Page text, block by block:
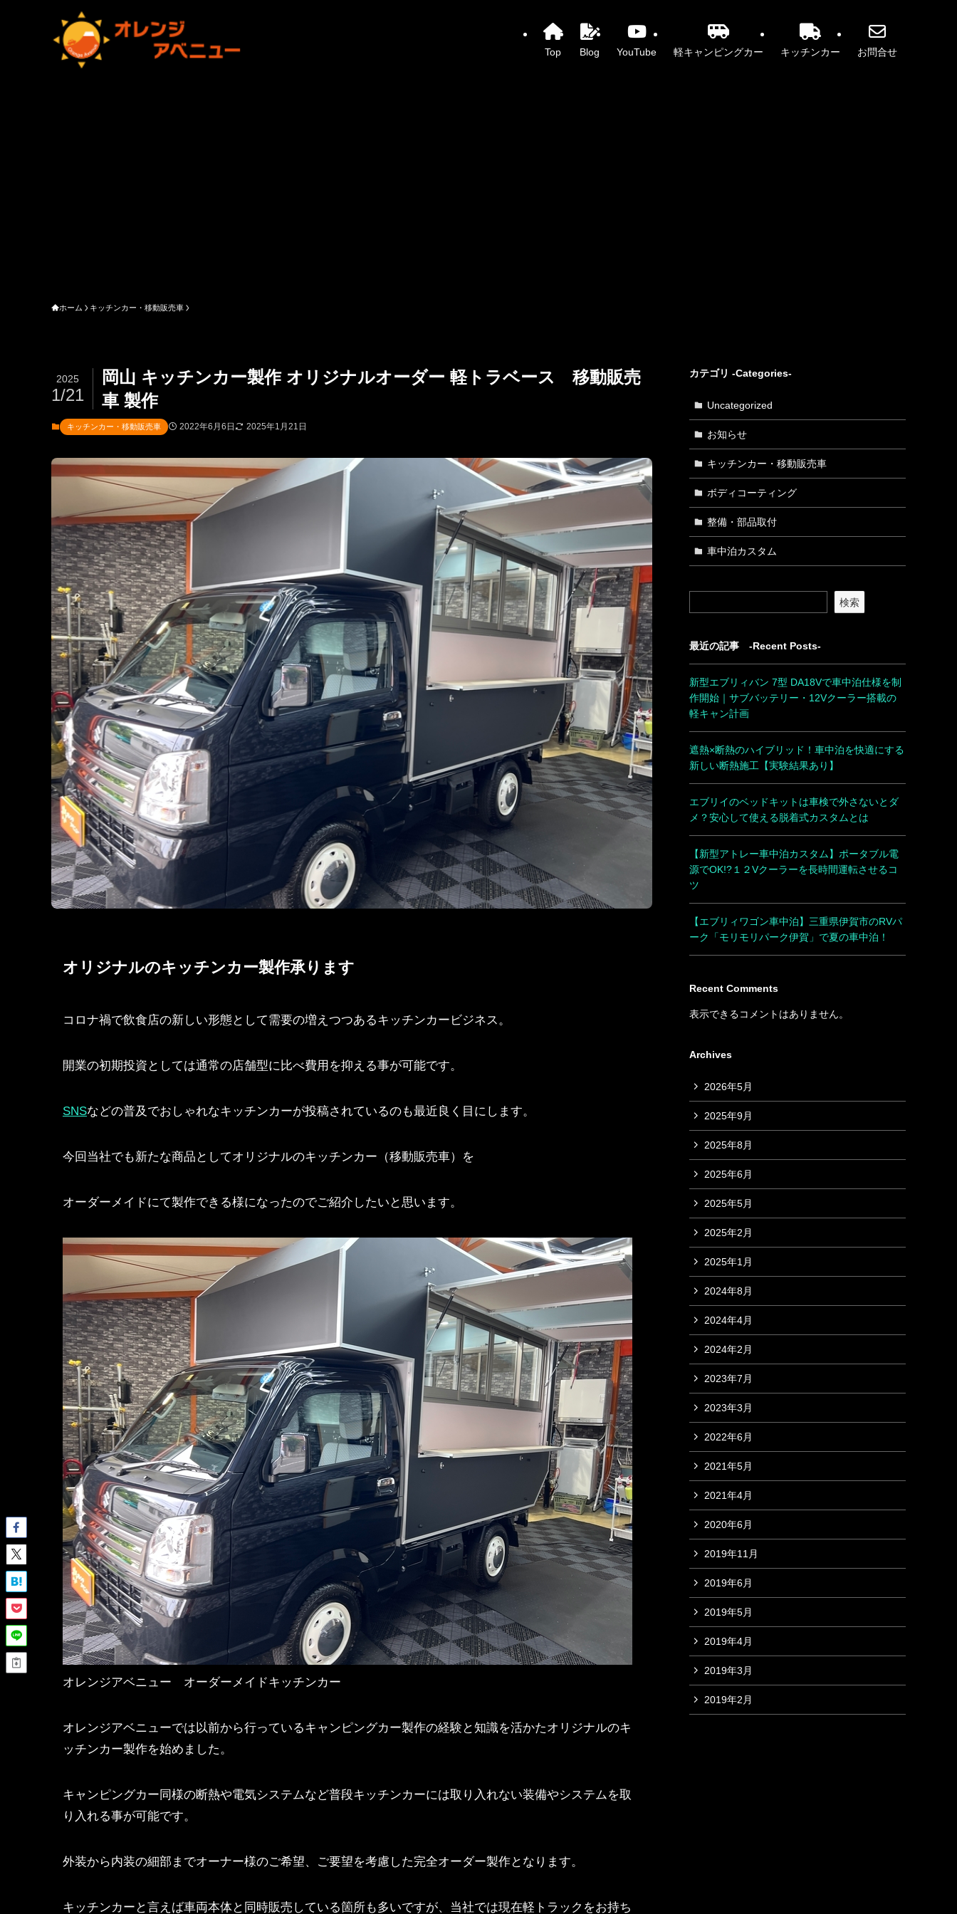
Top Blog YouTube 軽キャンピングカー キッチンカー お問合せ
ホーム キッチンカー・移動販売車
岡山 キッチンカー製作 オリジナルオーダー 軽トラベース 移動販売
車 製作
2025
1/21
キッチンカー・移動販売車 2022年6月6日 2025年1月21日
オリジナルのキッチンカー製作承ります
コロナ禍で飲食店の新しい形態として需要の増えつつあるキッチンカービジネス。
開業の初期投資としては通常の店舗型に比べ費用を抑える事が可能です。
SNSなどの普及でおしゃれなキッチンカーが投稿されているのも最近良く目にします。
今回当社でも新たな商品としてオリジナルのキッチンカー（移動販売車）を
オーダーメイドにて製作できる様になったのでご紹介したいと思います。
オレンジアベニュー オーダーメイドキッチンカー
オレンジアベニューでは以前から行っているキャンピングカー製作の経験と知識を活かたオリジナルのキ
ッチンカー製作を始めました。
キャンピングカー同様の断熱や電気システムなど普段キッチンカーには取り入れない装備やシステムを取
り入れる事が可能です。
外装から内装の細部までオーナー様のご希望、ご要望を考慮した完全オーダー製作となります。
キッチンカーと言えば車両本体と同時販売している箇所も多いですが、当社では現在軽トラックをお持ち
カテゴリ -Categories-
Uncategorized
お知らせ
キッチンカー・移動販売車
ボディコーティング
整備・部品取付
車中泊カスタム
検索
最近の記事 -Recent Posts-
新型エブリィバン 7型 DA18Vで車中泊仕様を制
作開始｜サブバッテリー・12Vクーラー搭載の
軽キャン計画
遮熱×断熱のハイブリッド！車中泊を快適にする
新しい断熱施工【実験結果あり】
エブリイのベッドキットは車検で外さないとダ
メ？安心して使える脱着式カスタムとは
【新型アトレー車中泊カスタム】ポータブル電
源でOK!?１２Vクーラーを長時間運転させるコ
ツ
【エブリィワゴン車中泊】三重県伊賀市のRVパ
ーク「モリモリパーク伊賀」で夏の車中泊！
Recent Comments
表示できるコメントはありません。
Archives
2026年5月
2025年9月
2025年8月
2025年6月
2025年5月
2025年2月
2025年1月
2024年8月
2024年4月
2024年2月
2023年7月
2023年3月
2022年6月
2021年5月
2021年4月
2020年6月
2019年11月
2019年6月
2019年5月
2019年4月
2019年3月
2019年2月